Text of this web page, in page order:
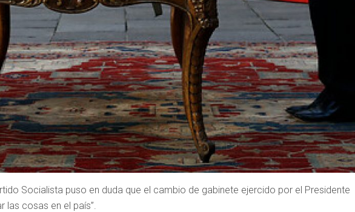
Socialista puso en duda que el cambio de gabinete ejercido por el Presidente
las cosas en el país”.